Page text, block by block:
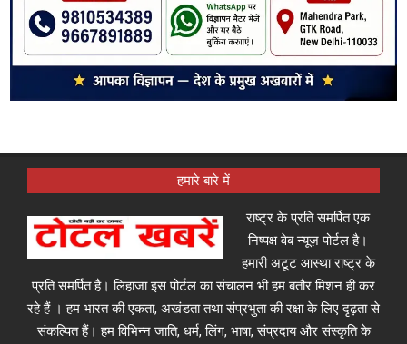
हमारे बारे में
राष्ट्र के प्रति समर्पित एक
निष्पक्ष वेब न्यूज़ पोर्टल है।
हमारी अटूट आस्था राष्ट्र के
प्रति समर्पित है। लिहाजा इस पोर्टल का संचालन भी हम बतौर मिशन ही कर
रहे हैं । हम भारत की एकता, अखंडता तथा संप्रभुता की रक्षा के लिए दृढ़ता से
संकल्पित हैं। हम विभिन्न जाति, धर्म, लिंग, भाषा, संप्रदाय और संस्कृति के